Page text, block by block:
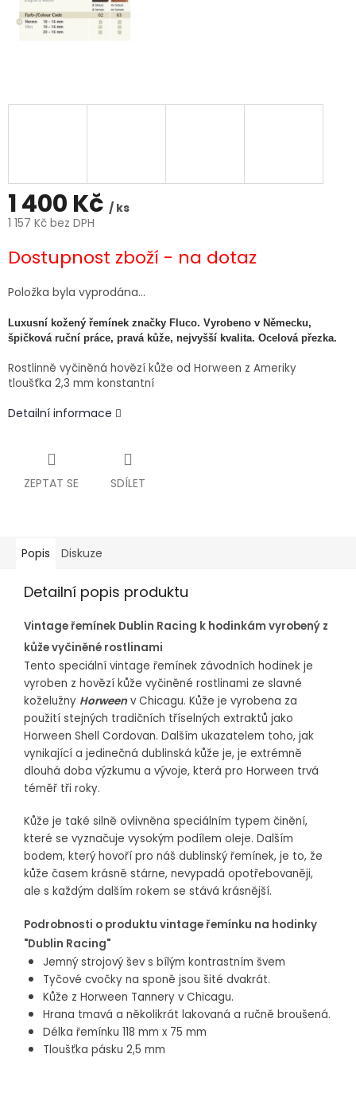
1 400 Kč / ks
1 157 Kč bez DPH
cena:
Dostupnost zboží - na dotaz
Položka byla vyprodána…
Luxusní kožený řemínek značky Fluco. Vyrobeno v Německu,
špičková ruční práce, pravá kůže, nejvyšší kvalita. Ocelová přezka.
Rostlinně vyčiněná hovězí kůže od Horween z Ameriky
tloušťka 2,3 mm konstantní
Detailní informace
ZEPTAT SE SDÍLET
Popis Diskuze
Detailní popis produktu
Vintage řemínek Dublin Racing k hodinkám vyrobený z
kůže vyčiněné rostlinami
Tento speciální vintage řemínek závodních hodinek je
vyroben z hovězí kůže vyčiněné rostlinami ze slavné
koželužny Horween v Chicagu. Kůže je vyrobena za
použití stejných tradičních tříselných extraktů jako
Horween Shell Cordovan. Dalším ukazatelem toho, jak
vynikající a jedinečná dublinská kůže je, je extrémně
dlouhá doba výzkumu a vývoje, která pro Horween trvá
téměř tři roky.
Kůže je také silně ovlivněna speciálním typem činění,
které se vyznačuje vysokým podílem oleje. Dalším
bodem, který hovoří pro náš dublinský řemínek, je to, že
kůže časem krásně stárne, nevypadá opotřebovaněji,
ale s každým dalším rokem se stává krásnější.
Podrobnosti o produktu vintage řemínku na hodinky
"Dublin Racing"
Jemný strojový šev s bílým kontrastním švem
Tyčové cvočky na sponě jsou šité dvakrát.
Kůže z Horween Tannery v Chicagu.
Hrana tmavá a několikrát lakovaná a ručně broušená.
Délka řemínku 118 mm x 75 mm
Tloušťka pásku 2,5 mm